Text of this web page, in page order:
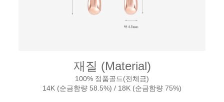
재질 (Material)
100% 정품골드(전체금)
14K (순금함량 58.5%) / 18K (순금함량 75%)